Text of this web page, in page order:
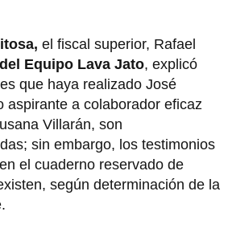
el fiscal superior, Rafael
Equipo Lava Jato, explicó
que haya realizado José
aspirante a colaborador eficaz
Villarán, son
sin embargo, los testimonios
el cuaderno reservado de
según determinación de la